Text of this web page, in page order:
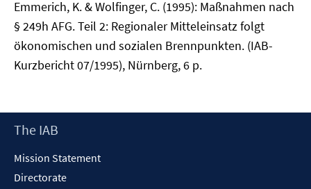
Emmerich, K. & Wolfinger, C. (1995): Maßnahmen nach
§ 249h AFG. Teil 2: Regionaler Mitteleinsatz folgt
ökonomischen und sozialen Brennpunkten. (IAB-
Kurzbericht 07/1995), Nürnberg, 6 p.
Footer
The IAB
Mission Statement
Directorate